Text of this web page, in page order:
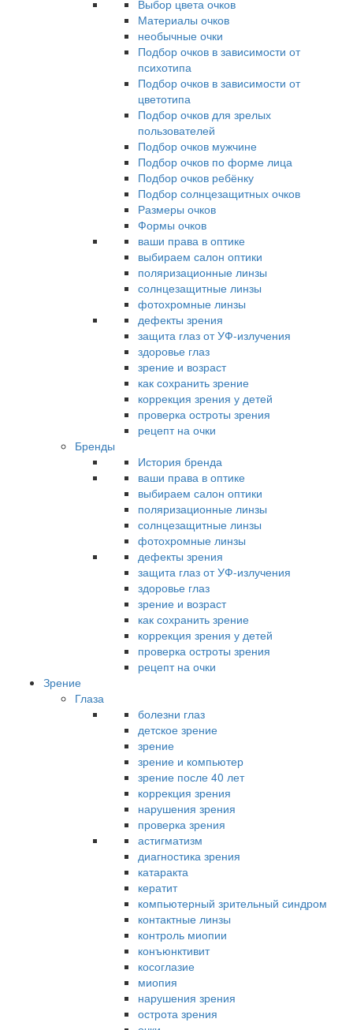
Выбор цвета очков
Материалы очков
необычные очки
Подбор очков в зависимости от
психотипа
Подбор очков в зависимости от
цветотипа
Подбор очков для зрелых
пользователей
Подбор очков мужчине
Подбор очков по форме лица
Подбор очков ребёнку
Подбор солнцезащитных очков
Размеры очков
Формы очков
ваши права в оптике
выбираем салон оптики
поляризационные линзы
солнцезащитные линзы
фотохромные линзы
дефекты зрения
защита глаз от УФ-излучения
здоровье глаз
зрение и возраст
как сохранить зрение
коррекция зрения у детей
проверка остроты зрения
рецепт на очки
Бренды
История бренда
ваши права в оптике
выбираем салон оптики
поляризационные линзы
солнцезащитные линзы
фотохромные линзы
дефекты зрения
защита глаз от УФ-излучения
здоровье глаз
зрение и возраст
как сохранить зрение
коррекция зрения у детей
проверка остроты зрения
рецепт на очки
Зрение
Глаза
болезни глаз
детское зрение
зрение
зрение и компьютер
зрение после 40 лет
коррекция зрения
нарушения зрения
проверка зрения
астигматизм
диагностика зрения
катаракта
кератит
компьютерный зрительный синдром
контактные линзы
контроль миопии
конъюнктивит
косоглазие
миопия
нарушения зрения
острота зрения